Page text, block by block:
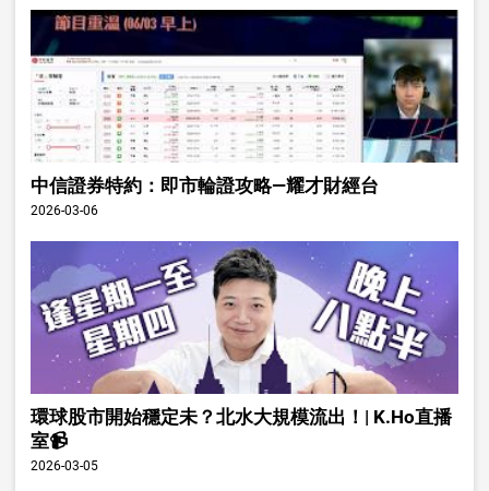
中信證券特約：即市輪證攻略—耀才財經台
2026-03-06
環球股市開始穩定未？北水大規模流出！| K.Ho直播
室📹
2026-03-05